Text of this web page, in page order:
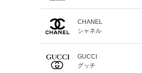
CHANEL
シャネル
GUCCI
グッチ